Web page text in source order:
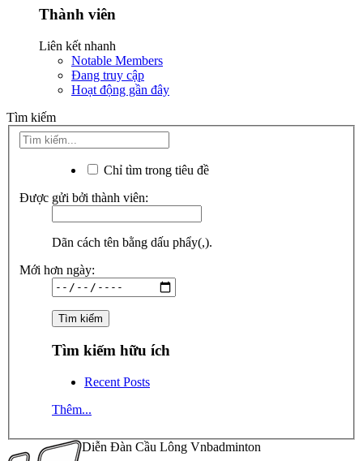
Thành viên
Liên kết nhanh
Notable Members
Đang truy cập
Hoạt động gần đây
Tìm kiếm
Chỉ tìm trong tiêu đề
Được gửi bởi thành viên:
Dãn cách tên bằng dấu phẩy(,).
Mới hơn ngày:
Tìm kiếm hữu ích
Recent Posts
Thêm...
Diễn Đàn Cầu Lông Vnbadminton